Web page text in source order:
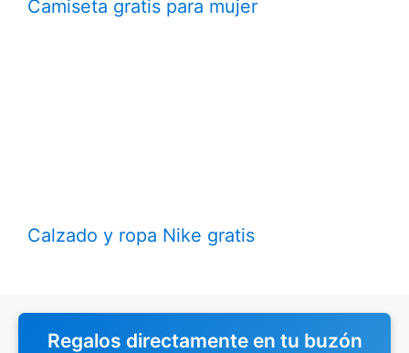
Camiseta gratis para mujer
Calzado y ropa Nike gratis
Regalos directamente en tu buzón